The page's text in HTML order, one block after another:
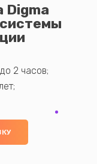
Digma
2 часов;